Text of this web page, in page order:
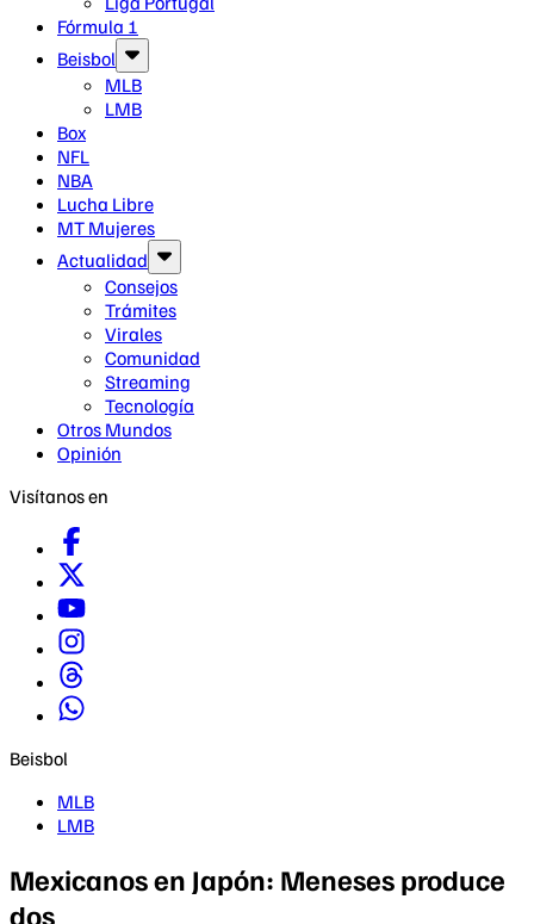
Fórmula 1
Beisbol
MLB
LMB
Box
NFL
NBA
Lucha Libre
MT Mujeres
Actualidad
Consejos
Trámites
Virales
Comunidad
Streaming
Tecnología
Otros Mundos
Opinión
Visítanos en
Beisbol
MLB
LMB
Mexicanos en Japón: Meneses produce
dos